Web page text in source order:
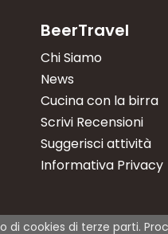
cookies di terze parti.
BeerTravel
Chi Siamo
News
Cucina con la birra
Scrivi Recensioni
Suggerisci attività
Informativa Privacy